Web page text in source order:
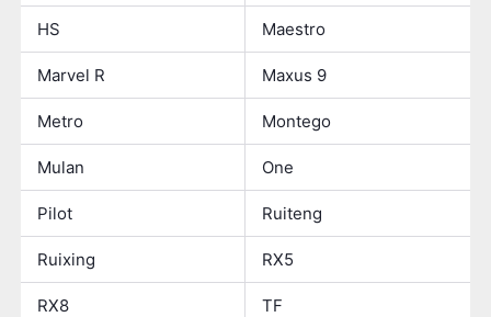
HS Maestro
Marvel R Maxus 9
Metro Montego
Mulan One
Pilot Ruiteng
Ruixing RX5
RX8 TF